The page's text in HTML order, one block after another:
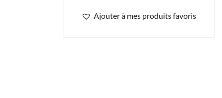
Ajouter à mes produits favoris